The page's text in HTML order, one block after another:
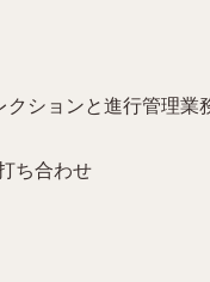
ションと進行管理業
ち合わせ